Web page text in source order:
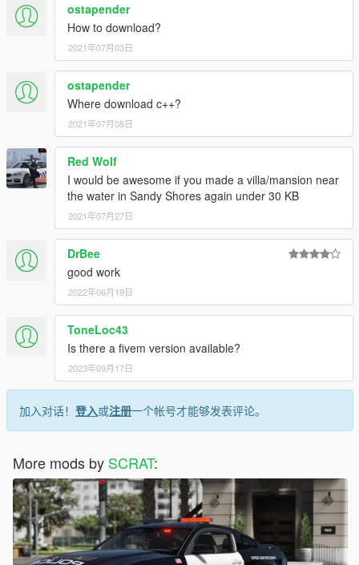
ostapender
How to download?
2021年07月03日
ostapender
Where download c++?
2021年07月08日
Red Wolf
I would be awesome if you made a villa/mansion near
the water in Sandy Shores again under 30 KB
2021年07月27日
DrBee
good work
2022年06月19日
ToneLoc43
Is there a fivem version available?
2023年09月17日
加入对话！ 登入或注册一个帐号才能够发表评论。
More mods by SCRAT: